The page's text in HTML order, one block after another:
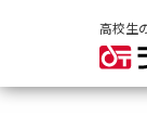
高校生